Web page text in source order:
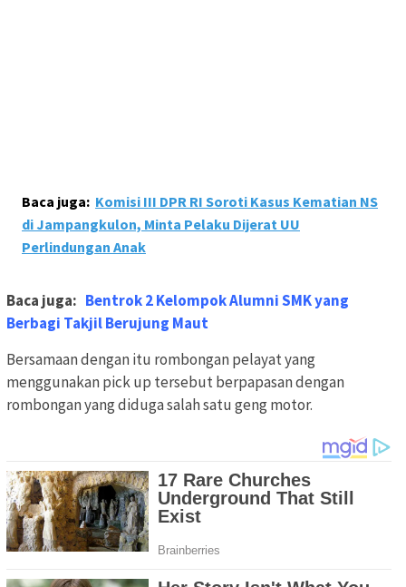
Baca juga: Komisi III DPR RI Soroti Kasus Kematian NS
di Jampangkulon, Minta Pelaku Dijerat UU
Perlindungan Anak
Baca juga: Bentrok 2 Kelompok Alumni SMK yang
Berbagi Takjil Berujung Maut
Bersamaan dengan itu rombongan pelayat yang
menggunakan pick up tersebut berpapasan dengan
rombongan yang diduga salah satu geng motor.